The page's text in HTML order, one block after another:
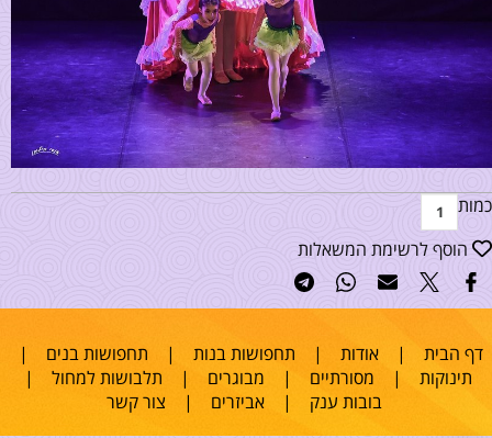
כמות
הוסף לרשימת המשאלות
דף הבית |אודות | תחפושות בנות | תחפושות בנים |
תינוקות | מסורתיים | מבוגרים | תלבושות למחול |
בובות ענק |אביזרים | צור קשר